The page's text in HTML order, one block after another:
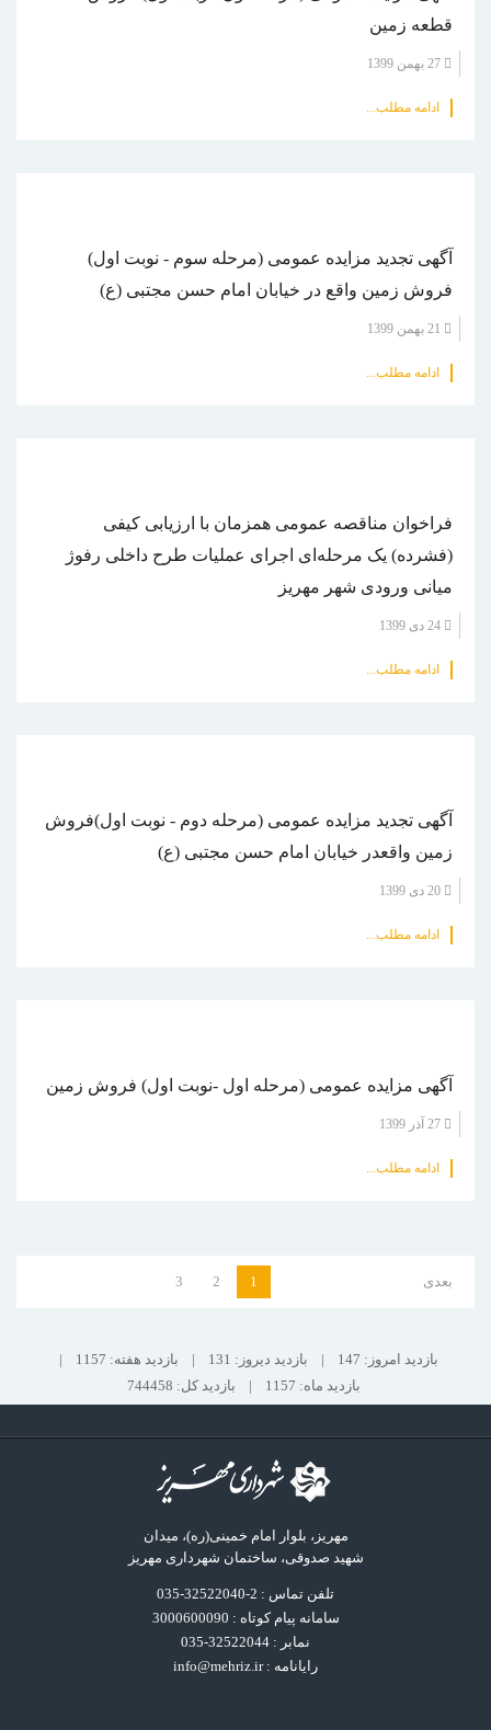
قطعه زمین
ادامه مطلب...
آگهی تجدید مزایده عمومی (مرحله سوم - نوبت اول)
فروش زمین واقع در خیابان امام حسن مجتبی (ع)
ادامه مطلب...
فراخوان مناقصه عمومی همزمان با ارزیابی کیفی
(فشرده) یک مرحله‌ای اجرای عملیات طرح داخلی رفوژ
میانی ورودی شهر مهریز
ادامه مطلب...
آگهی تجدید مزایده عمومی (مرحله دوم - نوبت اول)فروش
زمین واقعدر خیابان امام حسن مجتبی (ع)
ادامه مطلب...
آگهی مزایده عمومی (مرحله اول -نوبت اول) فروش زمین
ادامه مطلب...
1
2
3 بعدی
بازدید امروز: 147 | بازدید دیروز: 131 | بازدید هفته: 1157
|
بازدید ماه: 1157
| بازدید کل: 744458
مهریز، بلوار امام خمینی(ره)، میدان
شهید صدوقی، ساختمان شهرداری مهریز
تلفن تماس : 2-32522040-035
سامانه پیام کوتاه : 3000600090
نمابر : 32522044-035
رایانامه :info@mehriz.ir